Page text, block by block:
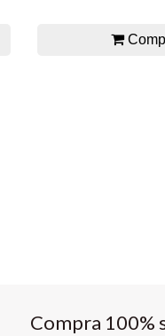
Compra 100%